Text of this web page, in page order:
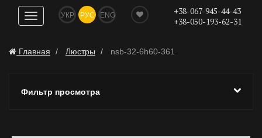
Показать
навигацию
УКР РУС ENG
+38-067-945-44-43
+38-050-193-62-31
Главная Люстры nsb-32-6h60-361
Фильтр просмотра